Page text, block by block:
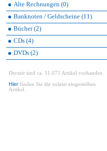
Alte Rechnungen (0)
Banknoten / Geldscheine (11)
Bücher (2)
CDs (4)
DVDs (2)
Derzeit sind ca. 11.071 Artikel vorhanden.
Hier finden Sie die zuletzt eingestellten
Artikel.